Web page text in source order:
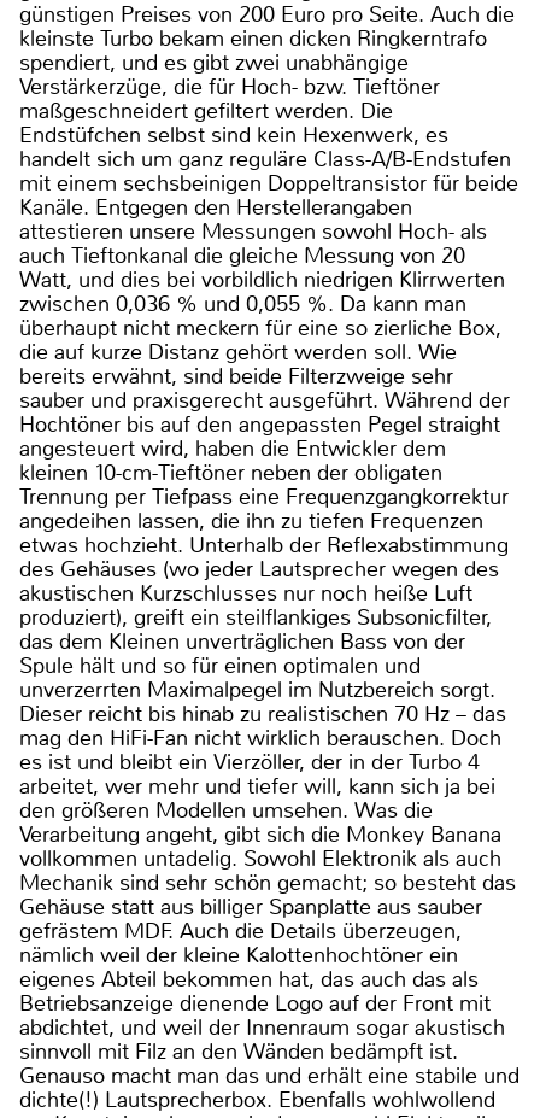
günstigen Preises von 200 Euro pro Seite. Auch die
kleinste Turbo bekam einen dicken Ringkerntrafo
spendiert, und es gibt zwei unabhängige
Verstärkerzüge, die für Hoch- bzw. Tieftöner
maßgeschneidert gefiltert werden. Die
Endstüfchen selbst sind kein Hexenwerk, es
handelt sich um ganz reguläre Class-A/B-Endstufen
mit einem sechsbeinigen Doppeltransistor für beide
Kanäle. Entgegen den Herstellerangaben
attestieren unsere Messungen sowohl Hoch- als
auch Tieftonkanal die gleiche Messung von 20
Watt, und dies bei vorbildlich niedrigen Klirrwerten
zwischen 0,036 % und 0,055 %. Da kann man
überhaupt nicht meckern für eine so zierliche Box,
die auf kurze Distanz gehört werden soll. Wie
bereits erwähnt, sind beide Filterzweige sehr
sauber und praxisgerecht ausgeführt. Während der
Hochtöner bis auf den angepassten Pegel straight
angesteuert wird, haben die Entwickler dem
kleinen 10-cm-Tieftöner neben der obligaten
Trennung per Tiefpass eine Frequenzgangkorrektur
angedeihen lassen, die ihn zu tiefen Frequenzen
etwas hochzieht. Unterhalb der Reflexabstimmung
des Gehäuses (wo jeder Lautsprecher wegen des
akustischen Kurzschlusses nur noch heiße Luft
produziert), greift ein steilflankiges Subsonicfilter,
das dem Kleinen unverträglichen Bass von der
Spule hält und so für einen optimalen und
unverzerrten Maximalpegel im Nutzbereich sorgt.
Dieser reicht bis hinab zu realistischen 70 Hz – das
mag den HiFi-Fan nicht wirklich berauschen. Doch
es ist und bleibt ein Vierzöller, der in der Turbo 4
arbeitet, wer mehr und tiefer will, kann sich ja bei
den größeren Modellen umsehen. Was die
Verarbeitung angeht, gibt sich die Monkey Banana
vollkommen untadelig. Sowohl Elektronik als auch
Mechanik sind sehr schön gemacht; so besteht das
Gehäuse statt aus billiger Spanplatte aus sauber
gefrästem MDF. Auch die Details überzeugen,
nämlich weil der kleine Kalottenhochtöner ein
eigenes Abteil bekommen hat, das auch das als
Betriebsanzeige dienende Logo auf der Front mit
abdichtet, und weil der Innenraum sogar akustisch
sinnvoll mit Filz an den Wänden bedämpft ist.
Genauso macht man das und erhält eine stabile und
dichte(!) Lautsprecherbox. Ebenfalls wohlwollend